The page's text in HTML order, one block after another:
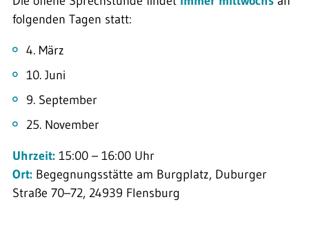
folgenden Tagen statt:
4. März
10. Juni
9. September
25. November
Uhrzeit: 15:00 – 16:00 Uhr
Ort: Begegnungsstätte am Burgplatz, Duburger
Straße 70–72, 24939 Flensburg